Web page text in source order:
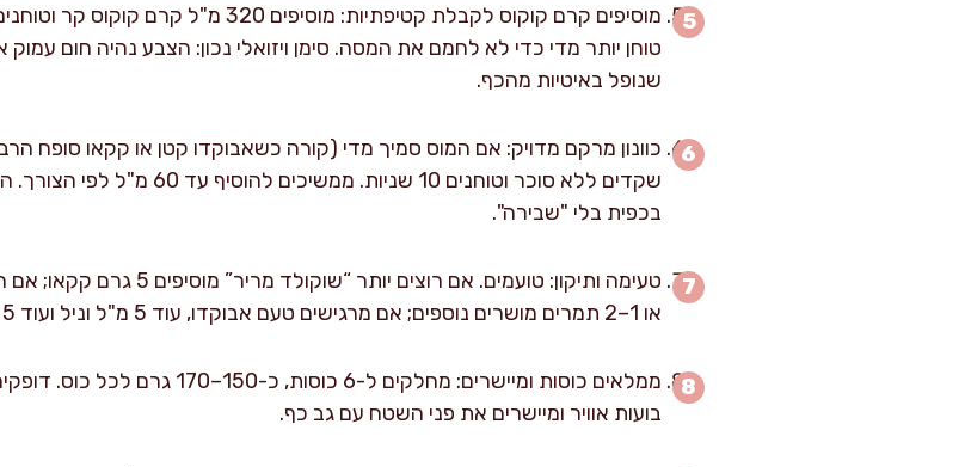
טוחן יותר מדי כדי לא לחמם את המסה. סימן ויזואלי נכון: הצבע נהיה חום
שנופל באיטיות מהכף.
שקדים ללא סוכר וטוחנים 10
בכפית בלי "שבירה".
או 1–2 תמרים מושרים נוספים; אם מרגישים טעם אבוקדו, עוד 5 מ"ל וניל ועוד 5 מ"ל לימון יעשו פלאים.
ממלאים כוסות ומיישרים: מחלקים ל-
בועות אוויר ומיישרים את פני השטח עם גב כף.